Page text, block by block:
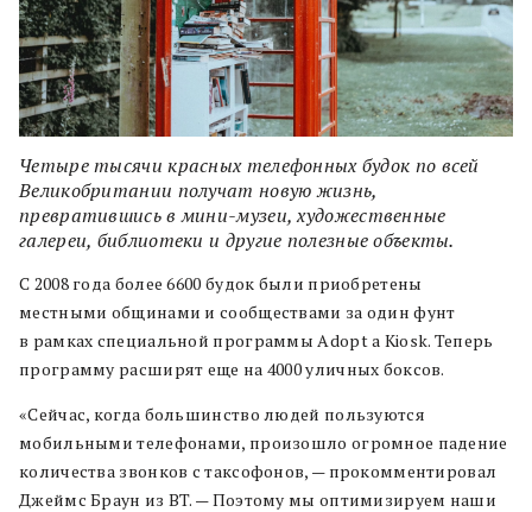
Четыре тысячи красных телефонных будок по всей
Великобритании получат новую жизнь,
превратившись в мини-музеи, художественные
галереи, библиотеки и другие полезные объекты.
С 2008 года более 6600 будок были приобретены
местными общинами и сообществами за один фунт
в рамках специальной программы Adopt a Kiosk. Теперь
программу расширят еще на 4000 уличных боксов.
«Сейчас, когда большинство людей пользуются
мобильными телефонами, произошло огромное падение
количества звонков с таксофонов, — прокомментировал
Джеймс Браун из BT. — Поэтому мы оптимизируем наши